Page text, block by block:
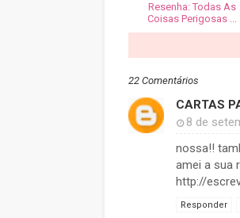
Resenha: Todas As
Coisas Perigosas ...
22 Comentários
CARTAS
8 de
nossa!!
amei a sua
http://
Responder